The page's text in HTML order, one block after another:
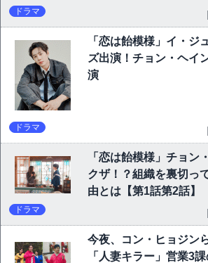
ドラマ
「恋は飴模様」イ・ジ
ズ出演！チョン・ヘイ
演
ドラマ
「恋は飴模様」チョン
クザ！？組織を裏切っ
由とは【第1話第2話】
ドラマ
今夜、コン・ヒョジン
「人妻キラー」営業3